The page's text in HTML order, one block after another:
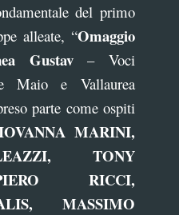
del primo
alleate, “Omaggio
Gustav– Voci
Maio e Vallaurea
parte come ospiti
MARINI,
TONY
RICCI,
MASSIMO